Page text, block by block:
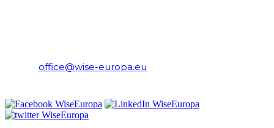
office@wise-europa.eu